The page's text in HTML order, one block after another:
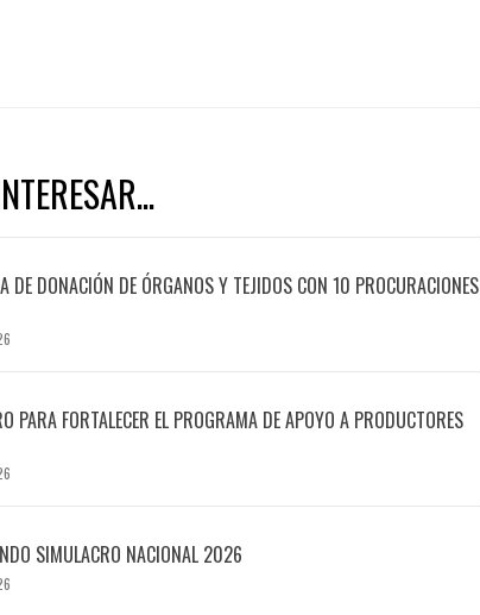
DE DONACIÓN DE ÓRGANOS Y TEJIDOS CON 10 PROCURACIONES
PARA FORTALECER EL PROGRAMA DE APOYO A PRODUCTORES
SIMULACRO NACIONAL 2026